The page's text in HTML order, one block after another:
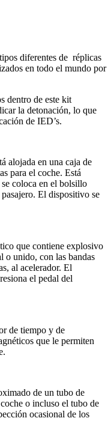
diferentes de réplicas
en todo el mundo por
dentro de este kit
la detonación, lo que
de IED’s.
alojada en una caja de
para el coche. Está
coloca en el bolsillo
El dispositivo se
que contiene explosivo
o unido, con las bandas
al acelerador. El
el pedal del
de tiempo y de
que le permiten
de un tubo de
o incluso el tubo de
ocasional de los